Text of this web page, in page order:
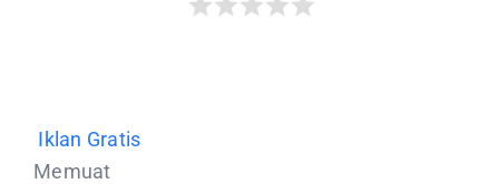
Iklan Gratis
Memuat